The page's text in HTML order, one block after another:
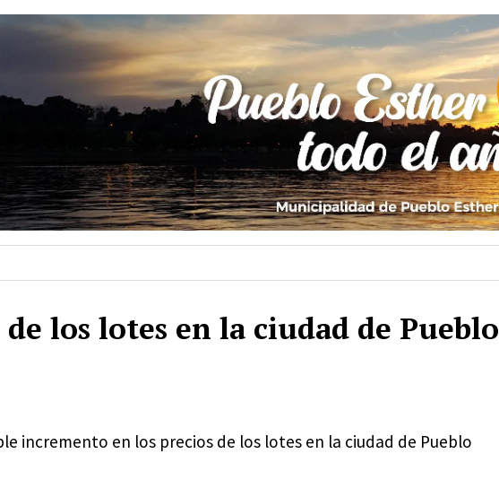
los lotes en la ciudad de Pueblo
incremento en los precios de los lotes en la ciudad de Pueblo